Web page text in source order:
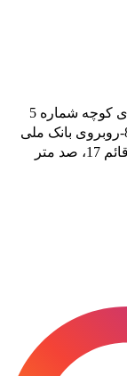
شعبه 3(بازار مبل) ، شرف آباد، بعد از قائم 17، صد متر